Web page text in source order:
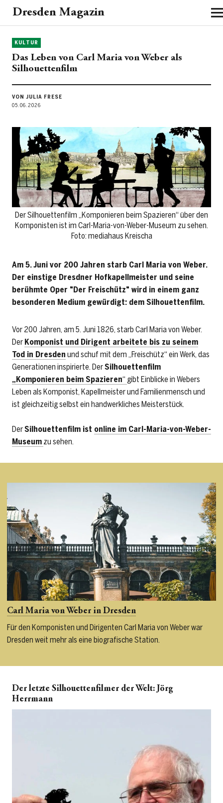
Dresden Magazin
KULTUR
Das Leben von Carl Maria von Weber als
Silhouettenfilm
VON JULIA FRESE
05.06.2026
Der Silhouettenfilm „Komponieren beim Spazieren“ über den
Komponisten ist im Carl-Maria-von-Weber-Museum zu sehen.
Foto: mediahaus Kreischa
Am 5. Juni vor 200 Jahren starb Carl Maria von Weber.
Der einstige Dresdner Hofkapellmeister und seine
berühmte Oper "Der Freischütz" wird in einem ganz
besonderen Medium gewürdigt: dem Silhouettenfilm.
Vor 200 Jahren, am 5. Juni 1826, starb Carl Maria von Weber.
Der Komponist und Dirigent arbeitete bis zu seinem
Tod in Dresden und schuf mit dem „Freischütz“ ein Werk, das
Generationen inspirierte. DerSilhouettenfilm
„Komponieren beim Spazieren“ gibt Einblicke in Webers
Leben als Komponist, Kapellmeister und Familienmensch und
ist gleichzeitig selbst ein handwerkliches Meisterstück.
DerSilhouettenfilm ist online im Carl-Maria-von-Weber-
Museum zu sehen.
Carl Maria von Weber in Dresden
Für den Komponisten und Dirigenten Carl Maria von Weber war
Dresden weit mehr als eine biografische Station.
Der letzte Silhouettenfilmer der Welt: Jörg
Herrmann